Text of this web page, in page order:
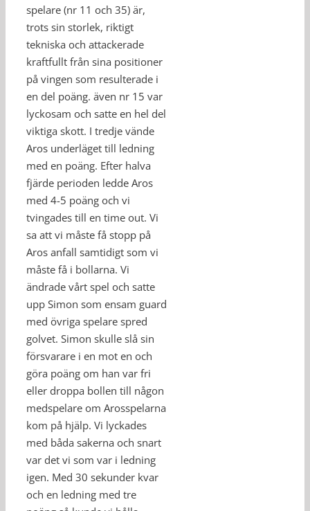
spelare (nr 11 och 35) är,
trots sin storlek, riktigt
tekniska och attackerade
kraftfullt från sina positioner
på vingen som resulterade i
en del poäng. även nr 15 var
lyckosam och satte en hel del
viktiga skott. I tredje vände
Aros underläget till ledning
med en poäng. Efter halva
fjärde perioden ledde Aros
med 4-5 poäng och vi
tvingades till en time out. Vi
sa att vi måste få stopp på
Aros anfall samtidigt som vi
måste få i bollarna. Vi
ändrade vårt spel och satte
upp Simon som ensam guard
med övriga spelare spred
golvet. Simon skulle slå sin
försvarare i en mot en och
göra poäng om han var fri
eller droppa bollen till någon
medspelare om Arosspelarna
kom på hjälp. Vi lyckades
med båda sakerna och snart
var det vi som var i ledning
igen. Med 30 sekunder kvar
och en ledning med tre